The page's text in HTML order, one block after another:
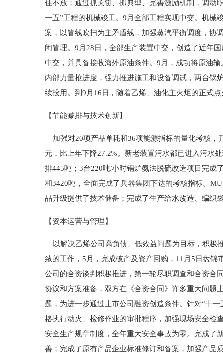
住不放；通过抓关键、抓典型、完善激励机制，调动
一五”工程的机械竣工。9月全部工程实现中交。机械
案，以管线吹扫为主矛盾线，加强蒸汽平衡调度，协
闭管理。9月28日，全部生产装置中交，创造了近年
中交，并具备接收海外原油条件。9月，成功将原油
内部力量抢进度，强力推进施工和设备调试，两台锅
续投用。到9月16日，随着乙烯、油化主火炬的正式
【节能减排与技术创新】
加强对20项产品单耗和36项能源指标的量化考核，
元，比上年下降27.2%。新老装置污水都已进入污水
排445吨；3台220吨/小时锅炉氨法脱硫改造项目完成
和3420吨，全面完成了兵器集团下达的考核指标。
品升级提供了技术储备；完成了生产给水改造、编织
【资本运营与管理】
以解决乙烯公司高负债、低效益问题为目标，积极
致的工作，5月，完成破产及资产回购，11月5日盘
公司的合资谈判积极推进，第一轮尽职调查和合资合
协议和方案准备，双方在《合资合同》许多重大问题
题，为进一步通过上市公司融资创造条件。针对“十
格执行动火、检修作业的审批程序，加强现场安全检
安全生产规章制度，全年重大安全事故为零。完成了
善；完成了原有产品企业标准修订和备案，加强产品